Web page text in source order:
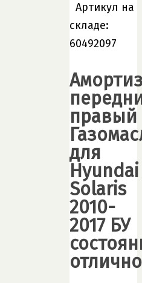
Артикул на
складе:
60492097
правый
для
Hyundai
Solaris
2010-
2017 БУ